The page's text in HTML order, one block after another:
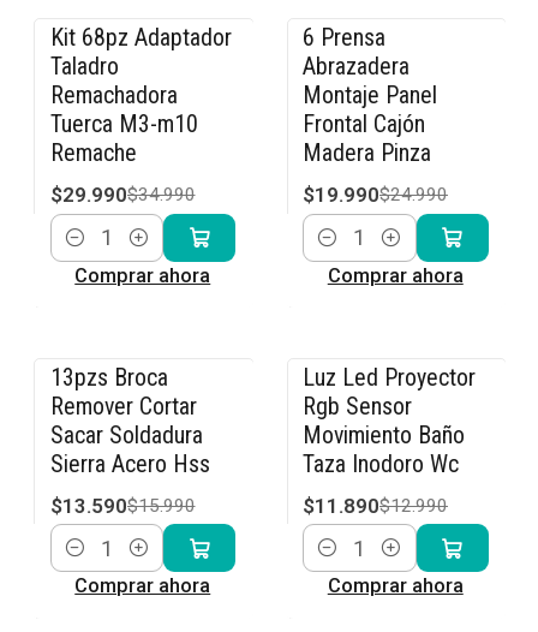
-14% OFF
Kit 68pz Adaptador
Taladro
Remachadora
Tuerca M3-m10
Remache
$29.990$34.990
Cantidad
Comprar ahora
-20% OFF
6 Prensa
Abrazadera
Montaje Panel
Frontal Cajón
Madera Pinza
$19.990$24.990
Cantidad
Comprar ahora
-15% OFF
13pzs Broca
Remover Cortar
Sacar Soldadura
Sierra Acero Hss
$13.590$15.990
Cantidad
Comprar ahora
-8% OFF
Luz Led Proyector
Rgb Sensor
Movimiento Baño
Taza Inodoro Wc
$11.890$12.990
Cantidad
Comprar ahora